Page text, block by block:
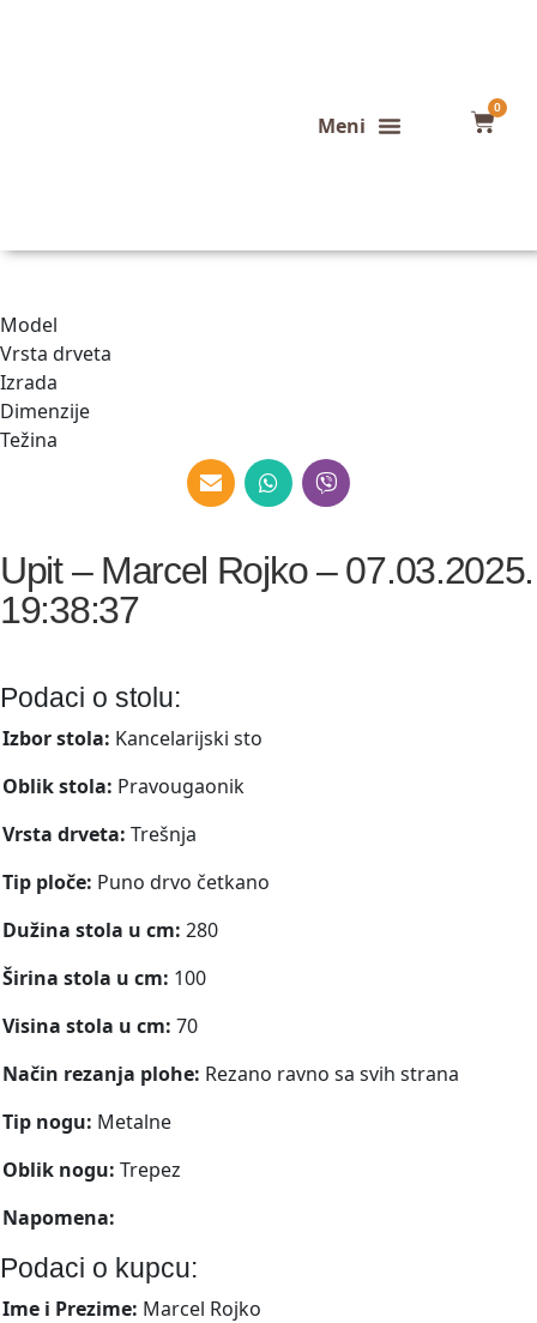
0
Model
Vrsta drveta
Izrada
Dimenzije
Težina
Upit – Marcel Rojko – 07.03.2025.
19:38:37
Podaci o stolu:
Izbor stola: Kancelarijski sto
Oblik stola: Pravougaonik
Vrsta drveta: Trešnja
Tip ploče: Puno drvo četkano
Dužina stola u cm: 280
Širina stola u cm: 100
Visina stola u cm: 70
Način rezanja plohe: Rezano ravno sa svih strana
Tip nogu: Metalne
Oblik nogu: Trepez
Napomena:
Podaci o kupcu:
Ime i Prezime: Marcel Rojko